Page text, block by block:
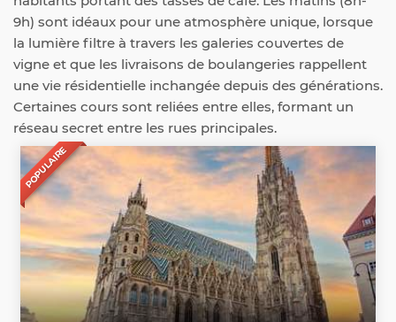
9h) sont idéaux pour une atmosphère unique, lorsque
la lumière filtre à travers les galeries couvertes de
vigne et que les livraisons de boulangeries rappellent
une vie résidentielle inchangée depuis des générations.
Certaines cours sont reliées entre elles, formant un
réseau secret entre les rues principales.
POPULAIRE